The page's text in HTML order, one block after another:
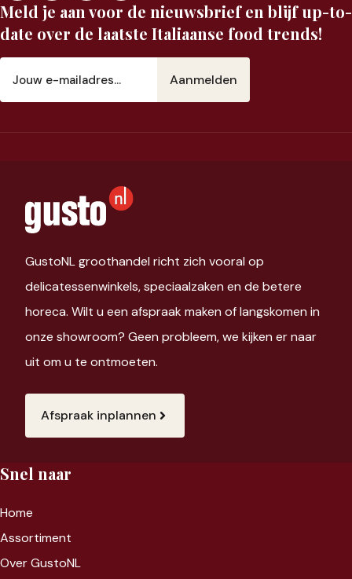
Meld je aan voor de nieuwsbrief en blijf up-to-
date over de laatste Italiaanse food trends!
mailadres
GustoNL groothandel richt zich vooral op
delicatessenwinkels, speciaalzaken en de betere
horeca. Wilt u een afspraak maken of langskomen in
onze showroom? Geen probleem, we kijken er naar
uit om u te ontmoeten.
Afspraak inplannen
Snel naar
Home
Assortiment
Over GustoNL